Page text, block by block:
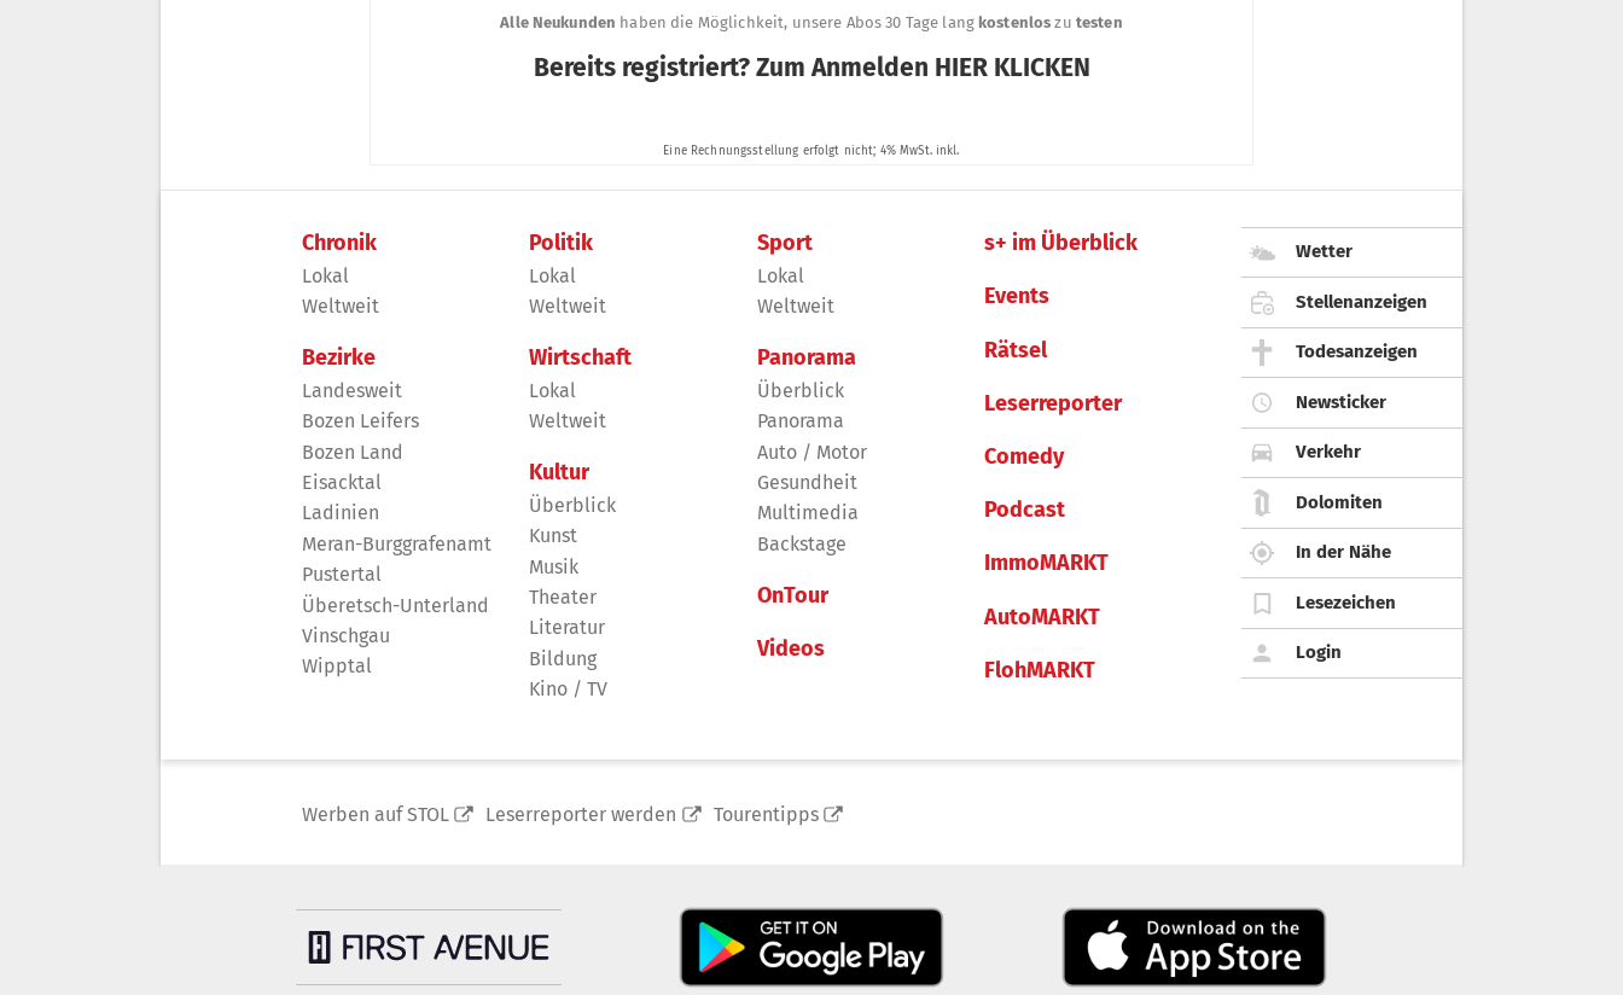
Chronik
Lokal
Weltweit
Bezirke
Landesweit
Bozen Leifers
Bozen Land
Eisacktal
Ladinien
Meran-Burggrafenamt
Pustertal
Überetsch-Unterland
Vinschgau
Wipptal
Politik
Lokal
Weltweit
Wirtschaft
Lokal
Weltweit
Kultur
Überblick
Kunst
Musik
Theater
Literatur
Bildung
Kino / TV
Sport
Lokal
Weltweit
Panorama
Überblick
Panorama
Auto / Motor
Gesundheit
Multimedia
Backstage
OnTour
Videos
s+ im Überblick
Events
Rätsel
Leserreporter
Comedy
Podcast
ImmoMARKT
AutoMARKT
FlohMARKT
Wetter
Stellenanzeigen
Todesanzeigen
Newsticker
Verkehr
Dolomiten
In der Nähe
Lesezeichen
Login
Werben auf STOL Leserreporter werden Tourentipps